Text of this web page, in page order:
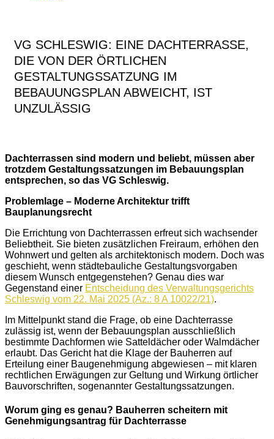
VG SCHLESWIG: EINE DACHTERRASSE,
DIE VON DER ÖRTLICHEN
GESTALTUNGSSATZUNG IM
BEBAUUNGSPLAN ABWEICHT, IST
UNZULÄSSIG
Dachterrassen sind modern und beliebt, müssen aber
trotzdem Gestaltungssatzungen im Bebauungsplan
entsprechen, so das VG Schleswig.
Problemlage – Moderne Architektur trifft
Bauplanungsrecht
Die Errichtung von Dachterrassen erfreut sich wachsender
Beliebtheit. Sie bieten zusätzlichen Freiraum, erhöhen den
Wohnwert und gelten als architektonisch modern. Doch was
geschieht, wenn städtebauliche Gestaltungsvorgaben
diesem Wunsch entgegenstehen? Genau dies war
Gegenstand einer Entscheidung des Verwaltungsgerichts
Schleswig vom 22. Mai 2025 (Az.: 8 A 10022/21).
Im Mittelpunkt stand die Frage, ob eine Dachterrasse
zulässig ist, wenn der Bebauungsplan ausschließlich
bestimmte Dachformen wie Satteldächer oder Walmdächer
erlaubt. Das Gericht hat die Klage der Bauherren auf
Erteilung einer Baugenehmigung abgewiesen – mit klaren
rechtlichen Erwägungen zur Geltung und Wirkung örtlicher
Bauvorschriften, sogenannter Gestaltungssatzungen.
Worum ging es genau? Bauherren scheitern mit
Genehmigungsantrag für Dachterrasse